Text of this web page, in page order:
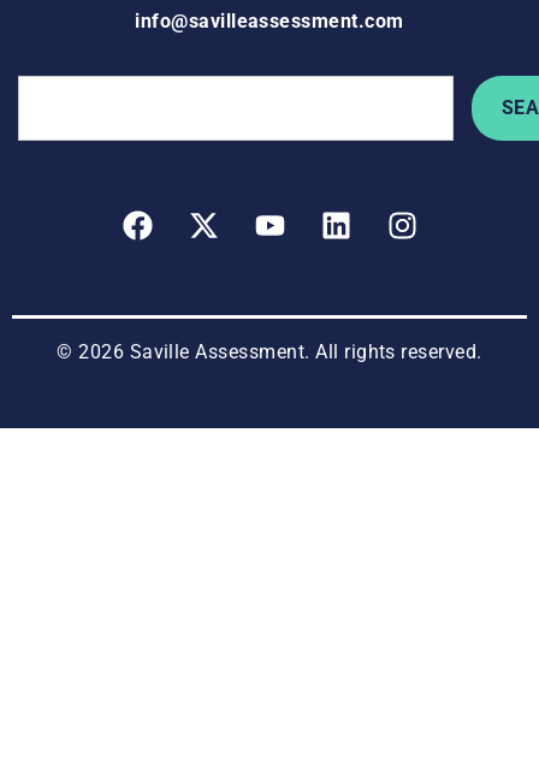
info@savilleassessment.com
© 2026 Saville Assessment. All rights reserved.